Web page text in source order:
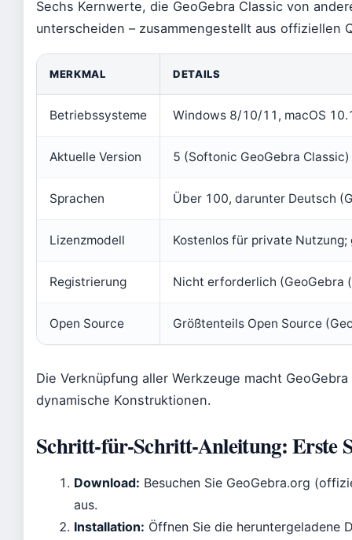
Sechs Kernwerte, die GeoGebra Classic von
unterscheiden – zusammengestellt aus offiziellen
MERKMAL DETAILS
Betriebssysteme Windows 8/10/11, macOS
Aktuelle Version 5 (Softonic GeoGebra Classic)
Sprachen Über 100, darunter Deutsch
Lizenzmodell Kostenlos für private
Registrierung Nicht erforderlich (GeoGebra
Open Source Größtenteils Open Source
Die Verknüpfung aller Werkzeuge macht
dynamische Konstruktionen.
Schritt-für-Schritt-Anleitung: Erste
Download: Besuchen Sie GeoGebra.org
aus.
Installation: Öffnen Sie die heruntergeladene